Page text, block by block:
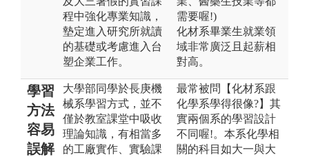
程中強化專業知識，
墊定進入研究所就讀
的基礎或考慮進入台
塑企業工作。
需要喔!)
化材系畢業生就業領
域非常廣泛且起薪相
對高。
學習
方法
容易
誤解
大學部同學於長庚機
械系學習方式，並不
僅於教室課堂中吸收
理論知識，有相當多
的工廠實作、實驗課
最常被問【化材系跟
化學系學得很像?】其
實兩個系的學習設計
不同喔!。本系化學相
關的科目如大一與大